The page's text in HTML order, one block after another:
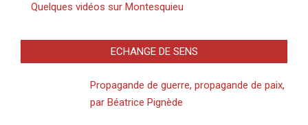
Quelques vidéos sur Montesquieu
ECHANGE DE SENS
Propagande de guerre, propagande de paix,
par Béatrice Pignède